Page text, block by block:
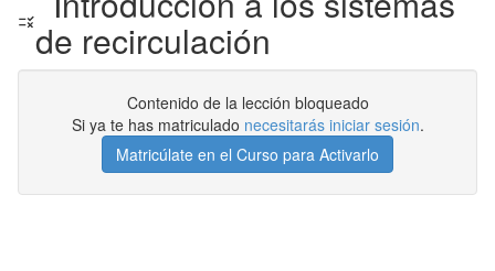
de recirculación
Contenido de la lección bloqueado
Si ya te has matriculado necesitarás iniciar sesión.
Matricúlate en el Curso para Activarlo